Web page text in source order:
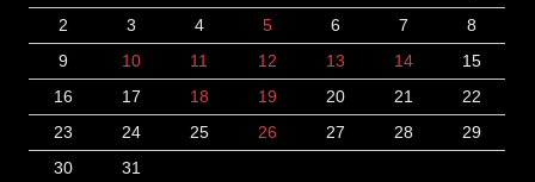
2
3 4 5 6 7
8
9
10 11 12 13 14
15
16
17 18 19 20 21
22
23
24 25 26 27 28
29
30
31